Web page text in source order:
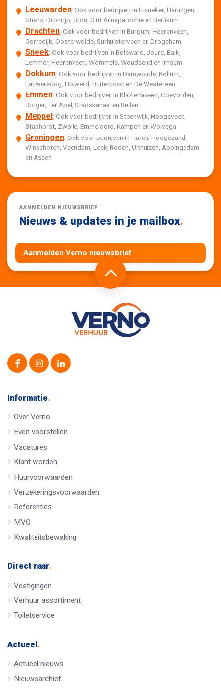
Leeuwarden: Ook voor bedrijven in Franeker, Harlingen,
Stiens, Dronrijp, Grou, Sint Annaparochie en Berlikum
Drachten: Ook voor bedrijven in Burgum, Heerenveen,
Gorredijk, Oosterwolde, Surhuisterveen en Drogeham
Sneek: Ook voor bedrijven in Bolsward, Joure, Balk,
Lemmer, Heerenveen, Wommels, Woudsend en Irnsum
Dokkum: Ook voor bedrijven in Damwoude, Kollum,
Lauwersoog, Holwerd, Buitenpost en De Westereen
Emmen: Ook voor bedrijven in Klazienaveen, Coevorden,
Borger, Ter Apel, Stadskanaal en Beilen
Meppel: Ook voor bedrijven in Steenwijk, Hoogeveen,
Staphorst, Zwolle, Emmeloord, Kampen en Wolvega
Groningen: Ook voor bedrijven in Haren, Hoogezand,
Winschoten, Veendam, Leek, Roden, Uithuizen, Appingedam
en Assen
AANMELDEN NIEUWSBRIEF
Nieuws & updates in je mailbox.
Aanmelden Verno nieuwsbrief
Informatie.
Over Verno
Even voorstellen
Vacatures
Klant worden
Huurvoorwaarden
Verzekeringsvoorwaarden
Referenties
MVO
Kwaliteitsbewaking
Direct naar.
Vestigingen
Verhuur assortiment
Toiletservice
Actueel .
Actueel nieuws
Nieuwsarchief